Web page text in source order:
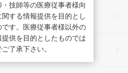
バシーポリシー
利用上の注意
技師等の医療従事者様向
する情報提供を目的とし
す。医療従事者様以外の
供を目的としたものでは
了承下さい。